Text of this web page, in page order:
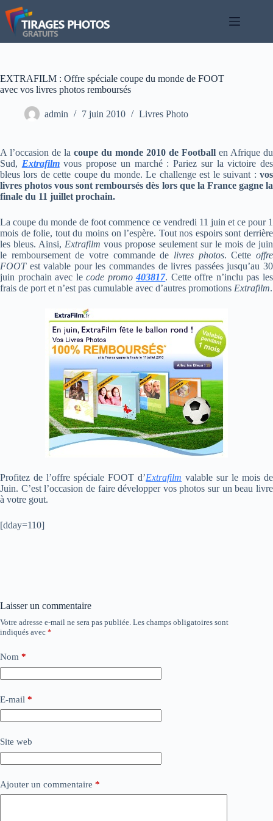
Passer
au
contenu
EXTRAFILM : Offre spéciale coupe du monde de FOOT
avec vos livres photos remboursés
admin 7 juin 2010 Livres Photo
A l’occasion de la coupe du monde 2010 de Football en Afrique du
Sud, Extrafilmvous propose un marché : Pariez sur la victoire des
bleus lors de cette coupe du monde. Le challenge est le suivant : vos
livres photos vous sont remboursés dès lors que la France gagne la
finale du 11 juillet prochain.
La coupe du monde de foot commence ce vendredi 11 juin et ce pour 1
mois de folie, tout du moins on l’espère. Tout nos espoirs sont derrière
les bleus. Ainsi, Extrafilm vous propose seulement sur le mois de juin
le remboursement de votre commande de livres photos. Cetteoffre
FOOTest valable pour les commandes de livres passées jusqu’au 30
juin prochain avec lecode promo403817. Cette offre n’inclu pas les
frais de port et n’est pas cumulable avec d’autres promotions Extrafilm.
Profitez de l’offre spéciale FOOT d’Extrafilm valable sur le mois de
Juin. C’est l’occasion de faire développer vos photos sur un beau livre
à votre gout.
[dday=110]
Laisser un commentaire
Votre adresse e-mail ne sera pas publiée. Les champs obligatoires sont
indiqués avec *
Nom *
E-mail *
Site web
Ajouter un commentaire *